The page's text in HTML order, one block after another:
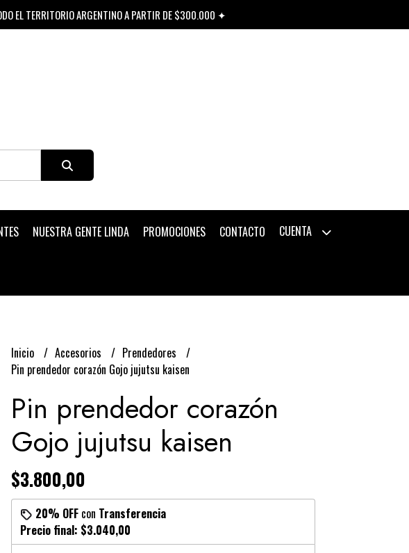
EL TERRITORIO ARGENTINO A PARTIR DE $300.000 ✦
NUESTRA GENTE LINDA PROMOCIONES CONTACTO CUENTA
Inicio Accesorios
Prendedores
Pin prendedor corazón Gojo jujutsu kaisen
Pin prendedor corazón
Gojo jujutsu kaisen
$3.800,00
20% OFFcon Transferencia
Precio final: $3.040,00